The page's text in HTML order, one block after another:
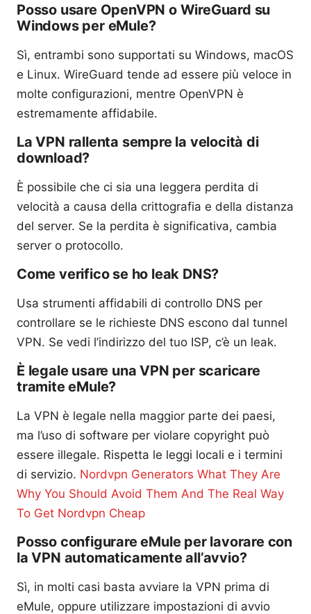
Posso usare OpenVPN o WireGuard su
Windows per eMule?
Sì, entrambi sono supportati su Windows, macOS
e Linux. WireGuard tende ad essere più veloce in
molte configurazioni, mentre OpenVPN è
estremamente affidabile.
La VPN rallenta sempre la velocità di
download?
È possibile che ci sia una leggera perdita di
velocità a causa della crittografia e della distanza
del server. Se la perdita è significativa, cambia
server o protocollo.
Come verifico se ho leak DNS?
Usa strumenti affidabili di controllo DNS per
controllare se le richieste DNS escono dal tunnel
VPN. Se vedi l’indirizzo del tuo ISP, c’è un leak.
È legale usare una VPN per scaricare
tramite eMule?
La VPN è legale nella maggior parte dei paesi,
ma l’uso di software per violare copyright può
essere illegale. Rispetta le leggi locali e i termini
di servizio. Nordvpn Generators What They Are
Why You Should Avoid Them And The Real Way
To Get Nordvpn Cheap
Posso configurare eMule per lavorare con
la VPN automaticamente all’avvio?
Sì, in molti casi basta avviare la VPN prima di
eMule, oppure utilizzare impostazioni di avvio